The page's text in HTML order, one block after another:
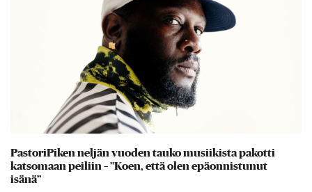
PastoriPiken neljän vuoden tauko musiikista pakotti
katsomaan peiliin – ”Koen, että olen epäonnistunut
isänä”